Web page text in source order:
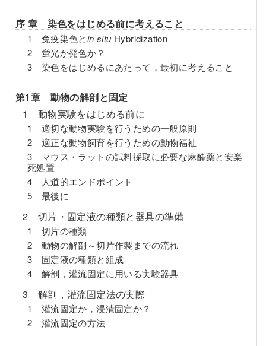
序 章 染色をはじめる前に考えること
1 免疫染色とin situ Hybridization
2 蛍光か発色か？
3 染色をはじめるにあたって，最初に考えること
第1章 動物の解剖と固定
1 動物実験をはじめる前に
1 適切な動物実験を行うための一般原則
2 適正な動物飼育を行うための動物福祉
3 マウス・ラットの試料採取に必要な麻酔薬と安楽
死処置
4 人道的エンドポイント
5 最後に
2 切片・固定液の種類と器具の準備
1 切片の種類
2 動物の解剖～切片作製までの流れ
3 固定液の種類と組成
4 解剖，灌流固定に用いる実験器具
3 解剖，灌流固定法の実際
1 灌流固定か，浸漬固定か？
2 灌流固定の方法